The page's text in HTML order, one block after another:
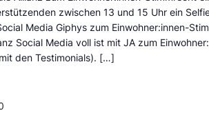
zwischen 13 und 15 Uhr ein
Media Giphys zum Einwohner:innen-
Social Media voll ist mit JA zum
den Testimonials). […]